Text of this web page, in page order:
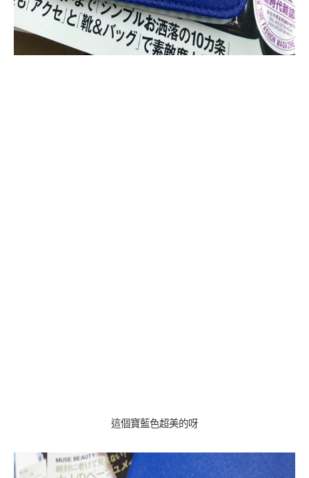
這個寶藍色超美的呀